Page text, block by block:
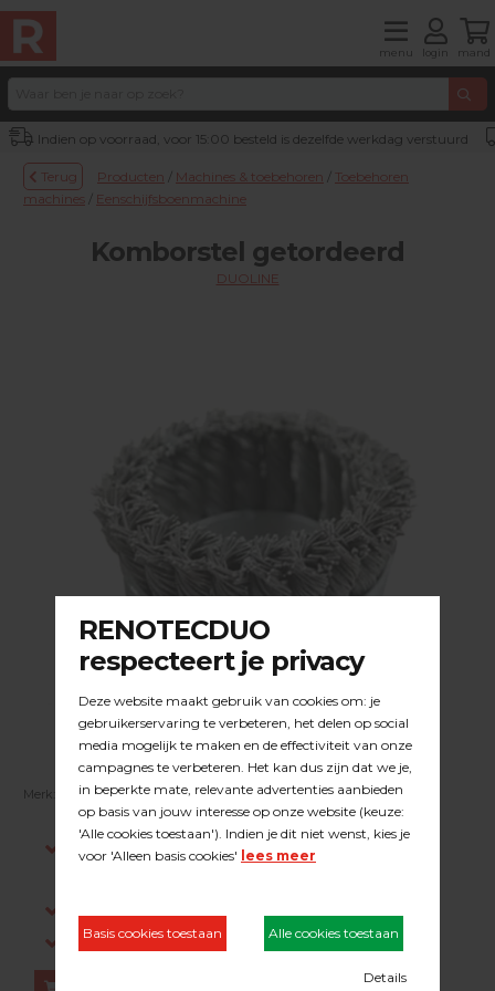
menu login mand
Indien op voorraad, voor 15:00 besteld is dezelfde werkdag verstuurd
Terug Producten / Machines & toebehoren / Toebehoren
machines / Eenschijfsboenmachine
Komborstel getordeerd
DUOLINE
Merk: DUOLINE| Artikelnummer:21.83.001
Indien op voorraad, voor 15:00 besteld is
Log in om prijzen te zien.